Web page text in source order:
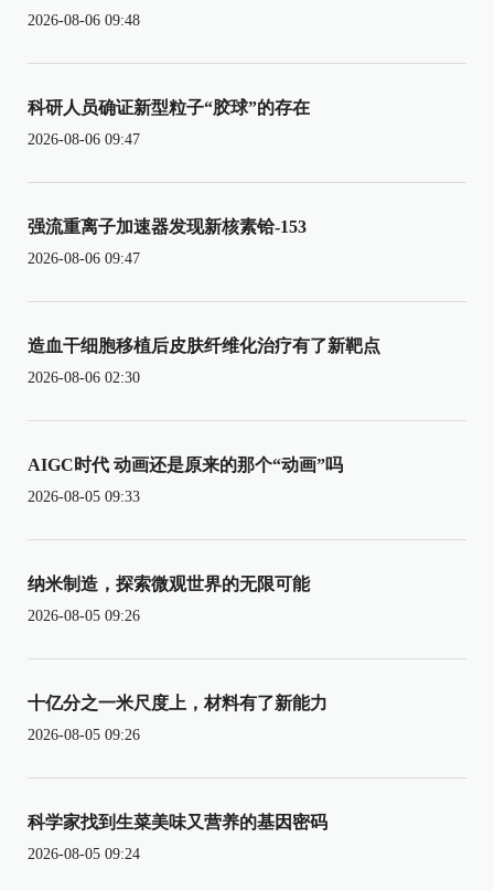
2026-08-06 09:48
科研人员确证新型粒子“胶球”的存在
2026-08-06 09:47
强流重离子加速器发现新核素铪-153
2026-08-06 09:47
造血干细胞移植后皮肤纤维化治疗有了新靶点
2026-08-06 02:30
AIGC时代 动画还是原来的那个“动画”吗
2026-08-05 09:33
纳米制造，探索微观世界的无限可能
2026-08-05 09:26
十亿分之一米尺度上，材料有了新能力
2026-08-05 09:26
科学家找到生菜美味又营养的基因密码
2026-08-05 09:24